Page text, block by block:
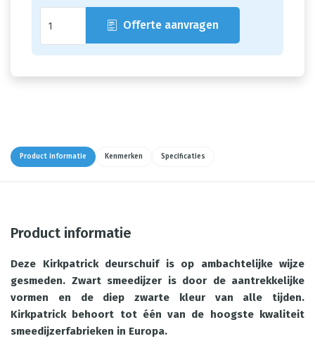
Offerte aanvragen
Product informatie Kenmerken Specificaties
Product informatie
Deze Kirkpatrick deurschuif is op ambachtelijke wijze
gesmeden. Zwart smeedijzer is door de aantrekkelijke
vormen en de diep zwarte kleur van alle tijden.
Kirkpatrick behoort tot één van de hoogste kwaliteit
smeedijzerfabrieken in Europa.